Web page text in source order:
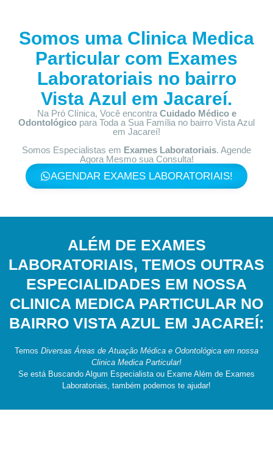
Somos uma Clinica Medica
Particular com Exames
Laboratoriais no bairro
Vista Azul em Jacareí.
Na Pró Clínica, Você encontra Cuidado Médico e
Odontológico para Toda a Sua Família no bairro Vista Azul
em Jacareí!
Somos Especialistas em Exames Laboratoriais. Agende
Agora Mesmo sua Consulta!
AGENDAR EXAMES LABORATORIAIS!
ALÉM DE EXAMES
LABORATORIAIS, TEMOS OUTRAS
ESPECIALIDADES EM NOSSA
CLINICA MEDICA PARTICULAR NO
BAIRRO VISTA AZUL EM JACAREÍ:
Temos Diversas Áreas de Atuação Médica e Odontológica em nossa
Clinica Medica Particular!
Se está Buscando Algum Especialista ou Exame Além de Exames
Laboratoriais, também podemos te ajudar!